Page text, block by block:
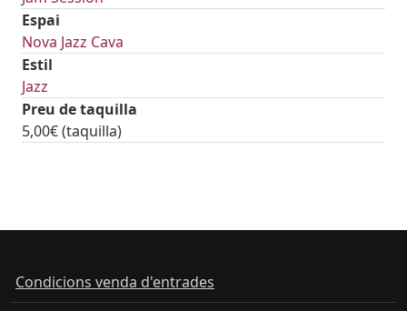
Espai
Nova Jazz Cava
Estil
Jazz
Preu de taquilla
5,00€ (taquilla)
Condicions venda d'entrades